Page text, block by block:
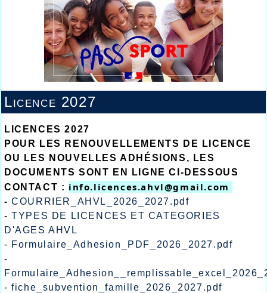
Licence 2027
LICENCES 2027
POUR LES RENOUVELLEMENTS DE LICENCE
OU LES NOUVELLES ADHÉSIONS, LES
DOCUMENTS SONT EN LIGNE CI-DESSOUS
CONTACT : info.licences.ahvl@gmail.com
-COURRIER_AHVL_2026_2027.pdf
-TYPES DE LICENCES ET CATEGORIES
D'AGES AHVL
- Formulaire_Adhesion_PDF_2026_2027.pdf
-
-fiche_subvention_famille_2026_2027.pdf